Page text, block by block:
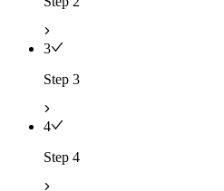
3
Step 3
4
Step 4